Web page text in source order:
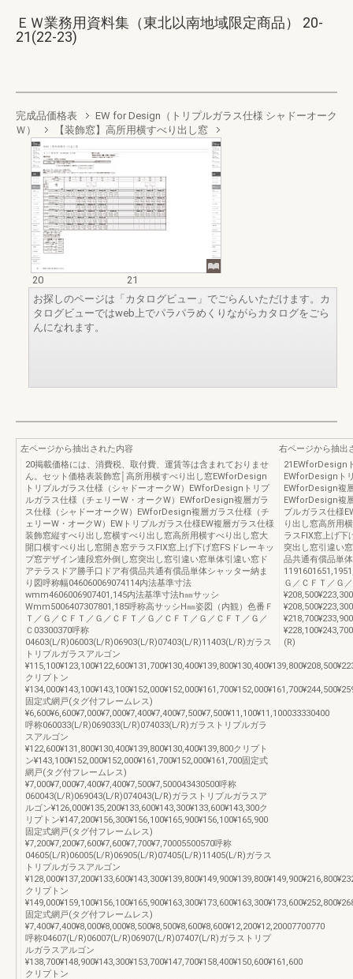
ＥＷ業務用資料集（東北以南地域限定商品） 20-
21(22-23)
完成品価格表
EW for Design（トリプルガラス仕様 シャドーオーク
Ｗ）
【装飾窓】高所用横すべり出し窓
20
21
お探しのページは「カタログビュー」でごらんいただけます。カ
タログビューではweb上でパラパラめくりながらカタログをごら
んになれます。
左ページから抽出された内容
20掲載価格には、消費税、取付費、運賃等は含まれておりませ
ん。セット価格表装飾窓│高所用横すべり出し窓EWforDesign
トリプルガラス仕様（シャドーオークW）EWforDesignトリプ
ルガラス仕様（チェリーW・オークW）EWforDesign複層ガラ
ス仕様（シャドーオークW）EWforDesign複層ガラス仕様（チ
ェリーW・オークW）EWトリプルガラス仕様EW複層ガラス仕様
装飾窓縦すべり出し窓横すべり出し窓高所用横すべり出し窓大
開口横すべり出し窓開き窓テラスFIX窓上げ下げ窓FSドレーキッ
プ窓デザイン連段窓外倒し窓突出し窓引違い窓単体引違い窓ド
アテラスドア勝手口ドア有償品共通有償品単体シャッター納ま
り図呼称幅046060069074114内法基準寸法
wmm4606006907401,145内法基準寸法h㎜サッシ
Wmm5006407307801,185呼称高サッシH㎜姿図（内観）色番Ｆ
Ｔ／Ｇ／ＣＦＴ／Ｇ／ＣＦＴ／Ｇ／ＣＦＴ／Ｇ／ＣＦＴ／Ｇ／
Ｃ03300370呼称
04603(L/R)06003(L/R)06903(L/R)07403(L/R)11403(L/R)ガラス
トリプルガラスアルゴン
クリプトン
固定式網戸(タグ付フレームレス)
¥6,600¥6,600¥7,000¥7,000¥7,400¥7,400¥7,500¥7,500¥11,100¥11,100033330400
呼称060033(L/R)069033(L/R)074033(L/R)ガラストリプルガラ
スアルゴン
¥122,600¥131,800¥130,400¥139,800¥130,400¥139,800クリプト
ン¥143,100¥152,000¥152,000¥161,700¥152,000¥161,700固定式
網戸(タグ付フレームレス)
¥7,000¥7,000¥7,400¥7,400¥7,500¥7,500043430500呼称
060043(L/R)069043(L/R)074043(L/R)ガラストリプルガラスア
ルゴン¥126,000¥135,200¥133,600¥143,300¥133,600¥143,300ク
リプトン¥147,200¥156,300¥156,100¥165,900¥156,100¥165,900
固定式網戸(タグ付フレームレス)
¥7,200¥7,200¥7,600¥7,600¥7,700¥7,70005500570呼称
04605(L/R)06005(L/R)06905(L/R)07405(L/R)11405(L/R)ガラス
トリプルガラスアルゴン
クリプトン
固定式網戸(タグ付フレームレス)
¥7,400¥7,400¥8,000¥8,000¥8,500¥8,500¥8,600¥8,600¥12,200¥12,20007700770
呼称04607(L/R)06007(L/R)06907(L/R)07407(L/R)ガラストリプ
ルガラスアルゴン
¥138,700¥148,900¥143,300¥153,700¥147,700¥158,400¥150,600¥161,600
クリプトン
右ページから抽出
21EWforDesign
EWforDesignト
EWforDesign複
EWforDesign複
プルガラス仕様
り出し窓高所用
ラスFIX窓上げ下
突出し窓引違い
品共通有償品単
Ｇ／ＣＦＴ／Ｇ
(R)